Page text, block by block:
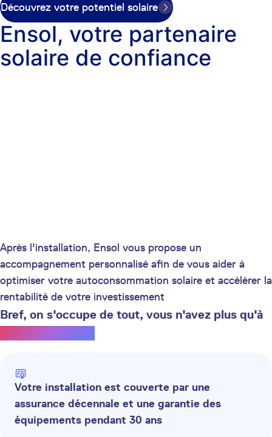
Découvrez votre potentiel solaire
Ensol, votre partenaire
solaire de confiance
Après l'installation, Ensol vous propose un
accompagnement personnalisé afin de vous aider à
optimiser votre autoconsommation solaire et accélérer la
rentabilité de votre investissement
Bref, on s'occupe de tout, vous n'avez plus qu'à
profiter du soleil.
Votre installation est couverte par une
assurance décennale et une garantie des
équipements pendant 30 ans